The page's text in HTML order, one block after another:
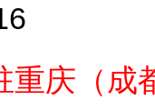
重庆（成